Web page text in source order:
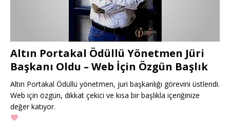
Altın Portakal Ödüllü Yönetmen Jüri
Başkanı Oldu – Web İçin Özgün Başlık
Altın Portakal Ödüllü yönetmen, juri başkanlığı görevini üstlendi.
Web için özgün, dikkat çekici ve kısa bir başlıkla içeriğinize
değer katıyor.